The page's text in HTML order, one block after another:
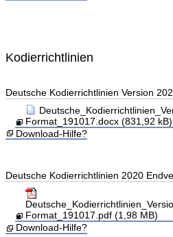
Kodierrichtlinien
Deutsche Kodierrichtlinien Version
Format_191017.docx (831,92 kB)
Download-Hilfe?
Deutsche Kodierrichtlinien 2020
Format_191017.pdf (1,98 MB)
Download-Hilfe?